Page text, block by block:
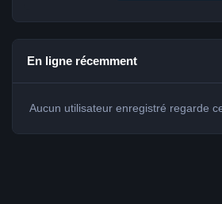
En ligne récemment
Aucun utilisateur enregistré regarde